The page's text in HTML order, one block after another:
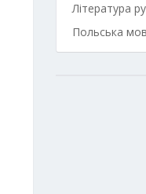
Література
Польська